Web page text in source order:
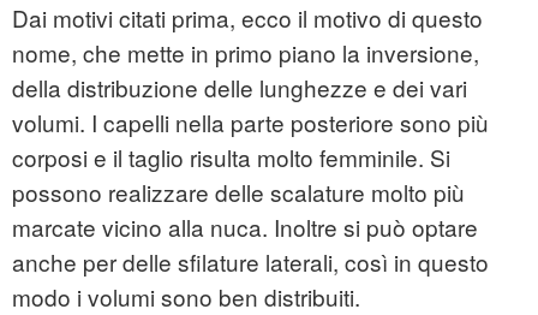
Dai motivi citati prima, ecco il motivo di questo
nome, che mette in primo piano la inversione,
della distribuzione delle lunghezze e dei vari
volumi. I capelli nella parte posteriore sono più
corposi e il taglio risulta molto femminile. Si
possono realizzare delle scalature molto più
marcate vicino alla nuca. Inoltre si può optare
anche per delle sfilature laterali, così in questo
modo i volumi sono ben distribuiti.